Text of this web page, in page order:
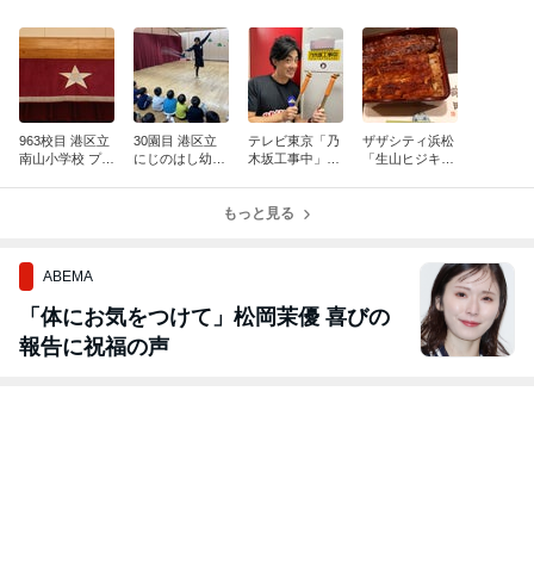
963校目 港区立
南山小学校 プロ
30園目 港区立
にじのはし幼稚
テレビ東京「乃
木坂工事中」な
ザザシティ浜松
「生山ヒジキの
もっと見る
ABEMA
「体にお気をつけて」松岡茉優 喜びの
報告に祝福の声